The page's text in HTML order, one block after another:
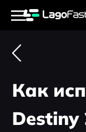
Как
Destiny